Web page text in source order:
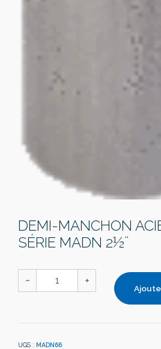
DEMI-MANCHON
SÉRIE MADN 2½¨
UGS : MADN66